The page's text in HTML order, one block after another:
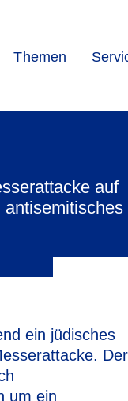
Themen
auf
antisemitisches
ein jüdisches
Der
um ein